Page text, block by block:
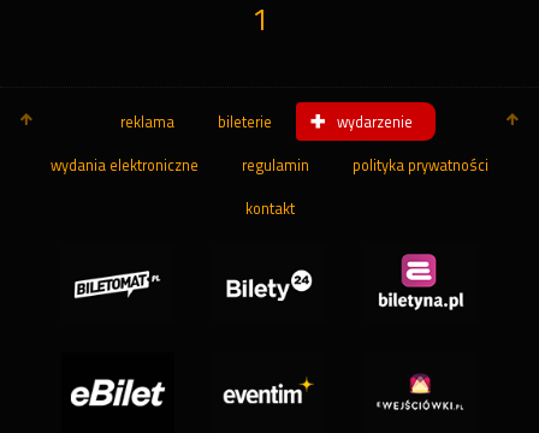
1
reklama bileterie wydarzenie
wydania elektroniczne regulamin polityka prywatności
kontakt